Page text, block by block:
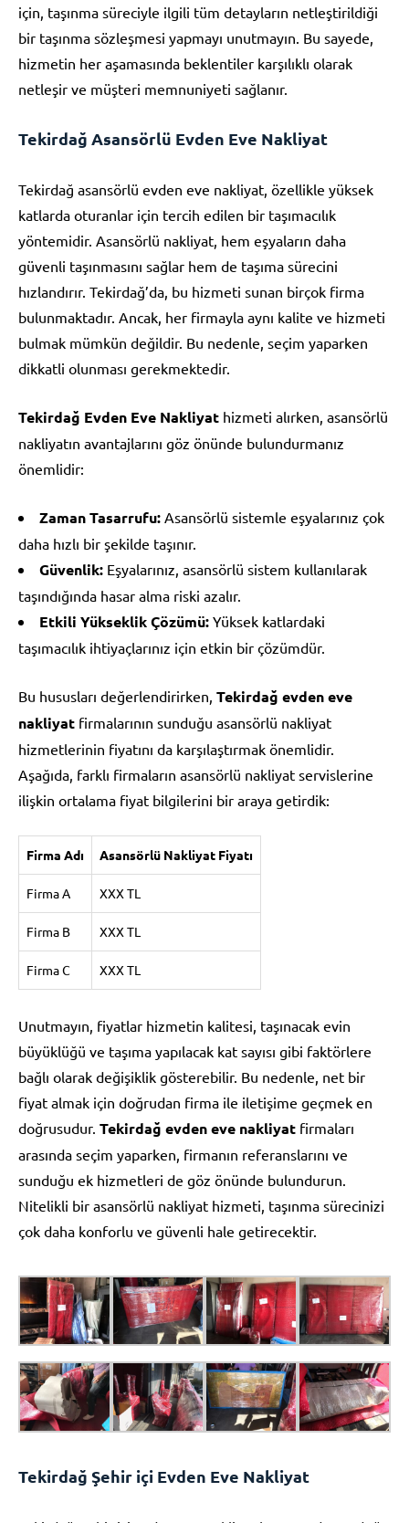
için, taşınma süreciyle ilgili tüm detayların netleştirildiği
bir taşınma sözleşmesi yapmayı unutmayın. Bu sayede,
hizmetin her aşamasında beklentiler karşılıklı olarak
netleşir ve müşteri memnuniyeti sağlanır.
Tekirdağ Asansörlü Evden Eve Nakliyat
Tekirdağ asansörlü evden eve nakliyat, özellikle yüksek
katlarda oturanlar için tercih edilen bir taşımacılık
yöntemidir. Asansörlü nakliyat, hem eşyaların daha
güvenli taşınmasını sağlar hem de taşıma sürecini
hızlandırır. Tekirdağ’da, bu hizmeti sunan birçok firma
bulunmaktadır. Ancak, her firmayla aynı kalite ve hizmeti
bulmak mümkün değildir. Bu nedenle, seçim yaparken
dikkatli olunması gerekmektedir.
Tekirdağ Evden Eve Nakliyat hizmeti alırken, asansörlü
nakliyatın avantajlarını göz önünde bulundurmanız
önemlidir:
Zaman Tasarrufu: Asansörlü sistemle eşyalarınız çok
daha hızlı bir şekilde taşınır.
Güvenlik: Eşyalarınız, asansörlü sistem kullanılarak
taşındığında hasar alma riski azalır.
Etkili Yükseklik Çözümü: Yüksek katlardaki
taşımacılık ihtiyaçlarınız için etkin bir çözümdür.
Bu hususları değerlendirirken, Tekirdağ evden eve
nakliyat firmalarının sunduğu asansörlü nakliyat
hizmetlerinin fiyatını da karşılaştırmak önemlidir.
Aşağıda, farklı firmaların asansörlü nakliyat servislerine
ilişkin ortalama fiyat bilgilerini bir araya getirdik:
Firma Adı Asansörlü Nakliyat Fiyatı
Firma A XXX TL
Firma B XXX TL
Firma C XXX TL
Unutmayın, fiyatlar hizmetin kalitesi, taşınacak evin
büyüklüğü ve taşıma yapılacak kat sayısı gibi faktörlere
bağlı olarak değişiklik gösterebilir. Bu nedenle, net bir
fiyat almak için doğrudan firma ile iletişime geçmek en
doğrusudur. Tekirdağ evden eve nakliyat firmaları
arasında seçim yaparken, firmanın referanslarını ve
sunduğu ek hizmetleri de göz önünde bulundurun.
Nitelikli bir asansörlü nakliyat hizmeti, taşınma sürecinizi
çok daha konforlu ve güvenli hale getirecektir.
Tekirdağ Şehir içi Evden Eve Nakliyat